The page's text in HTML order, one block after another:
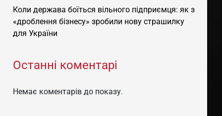
Коли держава боїться вільного підприємця: як з
«дроблення бізнесу» зробили нову страшилку
для України
Останні коментарі
Немає коментарів до показу.